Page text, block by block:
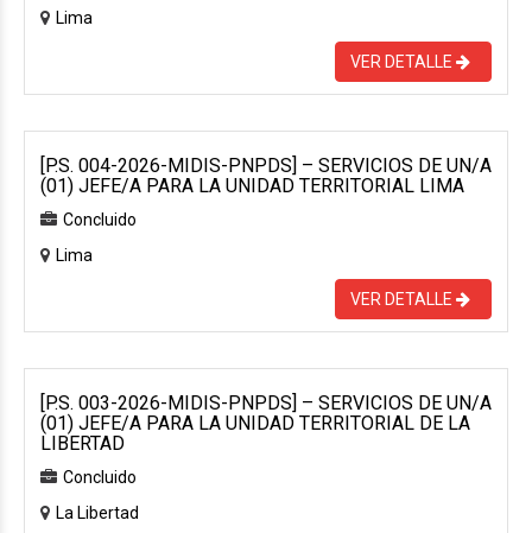
Lima
VER DETALLE
[P.S. 004-2026-MIDIS-PNPDS] – SERVICIOS DE UN/A
(01) JEFE/A PARA LA UNIDAD TERRITORIAL LIMA
Concluido
Lima
VER DETALLE
[P.S. 003-2026-MIDIS-PNPDS] – SERVICIOS DE UN/A
(01) JEFE/A PARA LA UNIDAD TERRITORIAL DE LA
LIBERTAD
Concluido
La Libertad